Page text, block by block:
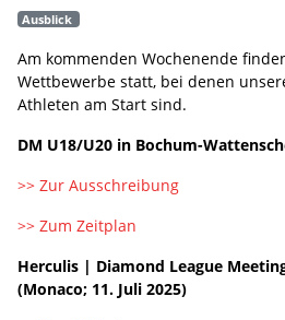
Ausblick
Am kommenden Wochenende
Wettbewerbe statt, bei denen
Athleten am Start sind.
DM U18/U20 in Bochum-
>> Zur Ausschreibung
>> Zum Zeitplan
Herculis | Diamond League
(Monaco; 11. Juli 2025)